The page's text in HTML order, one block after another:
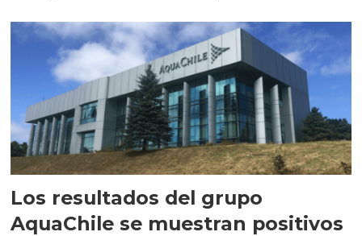
Los resultados del grupo
AquaChile se muestran positivos